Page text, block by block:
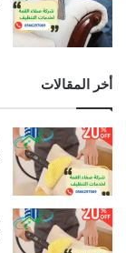
أخر المقالات